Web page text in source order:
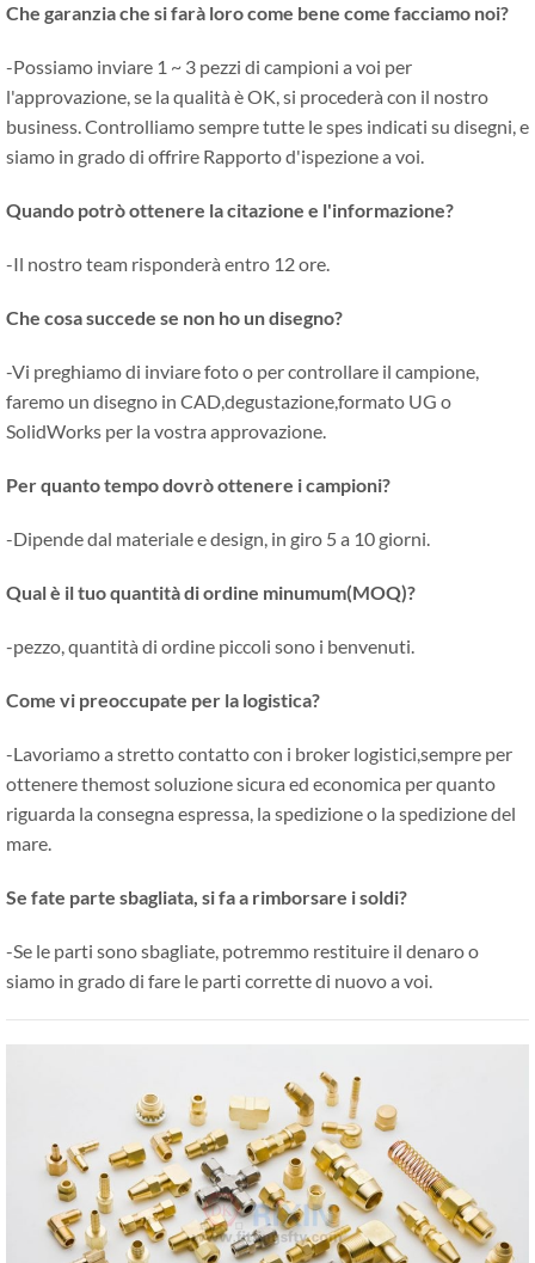
Che garanzia che si farà loro come bene come facciamo noi?
-Possiamo inviare 1 ~ 3 pezzi di campioni a voi per
l'approvazione, se la qualità è OK, si procederà con il nostro
business. Controlliamo sempre tutte le spes indicati su disegni, e
siamo in grado di offrire Rapporto d'ispezione a voi.
Quando potrò ottenere la citazione e l'informazione?
-Il nostro team risponderà entro 12 ore.
Che cosa succede se non ho un disegno?
-Vi preghiamo di inviare foto o per controllare il campione,
faremo un disegno in CAD,degustazione,formato UG o
SolidWorks per la vostra approvazione.
Per quanto tempo dovrò ottenere i campioni?
-Dipende dal materiale e design, in giro 5 a 10 giorni.
Qual è il tuo quantità di ordine minumum(MOQ)?
-pezzo, quantità di ordine piccoli sono i benvenuti.
Come vi preoccupate per la logistica?
-Lavoriamo a stretto contatto con i broker logistici,sempre per
ottenere themost soluzione sicura ed economica per quanto
riguarda la consegna espressa, la spedizione o la spedizione del
mare.
Se fate parte sbagliata, si fa a rimborsare i soldi?
-Se le parti sono sbagliate, potremmo restituire il denaro o
siamo in grado di fare le parti corrette di nuovo a voi.